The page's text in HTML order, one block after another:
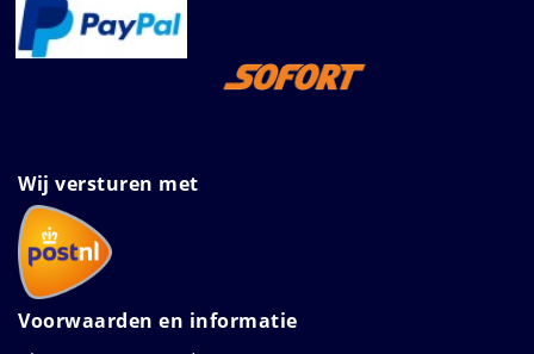
Wij versturen met
Voorwaarden en informatie